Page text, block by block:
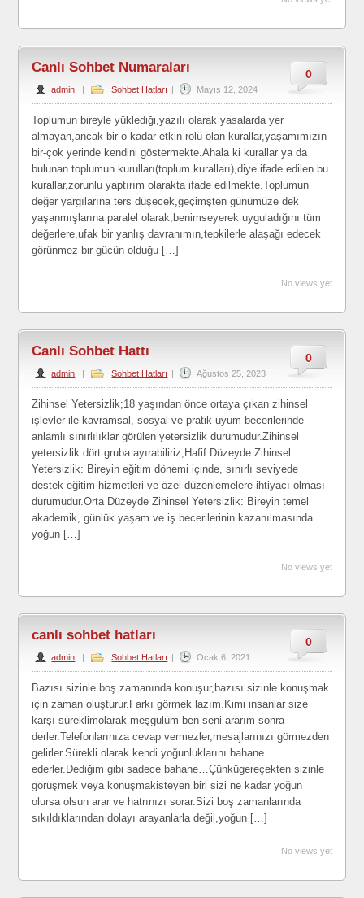
0
Canlı Sohbet Numaraları
admin | Sohbet Hatları | Mayıs 12, 2024
Toplumun bireyle yüklediği,yazılı olarak yasalarda yer
almayan,ancak bir o kadar etkin rolü olan kurallar,yaşamımızın
bir-çok yerinde kendini göstermekte.Ahala ki kurallar ya da
bulunan toplumun kurulları(toplum kuralları),diye ifade edilen bu
kurallar,zorunlu yaptırım olarakta ifade edilmekte.Toplumun
değer yargılarına ters düşecek,geçimşten günümüze dek
yaşanmışlarına paralel olarak,benimseyerek uyguladığını tüm
değerlere,ufak bir yanlış davranımın,tepkilerle alaşağı edecek
görünmez bir gücün olduğu […]
No views yet
0
Canlı Sohbet Hattı
admin | Sohbet Hatları | Ağustos 25, 2023
Zihinsel Yetersizlik;18 yaşından önce ortaya çıkan zihinsel
işlevler ile kavramsal, sosyal ve pratik uyum becerilerinde
anlamlı sınırlılıklar görülen yetersizlik durumudur.Zihinsel
yetersizlik dört gruba ayırabiliriz;Hafif Düzeyde Zihinsel
Yetersizlik: Bireyin eğitim dönemi içinde, sınırlı seviyede
destek eğitim hizmetleri ve özel düzenlemelere ihtiyacı olması
durumudur.Orta Düzeyde Zihinsel Yetersizlik: Bireyin temel
akademik, günlük yaşam ve iş becerilerinin kazanılmasında
yoğun […]
No views yet
0
canlı sohbet hatları
admin | Sohbet Hatları | Ocak 6, 2021
Bazısı sizinle boş zamanında konuşur,bazısı sizinle konuşmak
için zaman oluşturur.Farkı görmek lazım.Kimi insanlar size
karşı süreklimolarak meşgulüm ben seni ararım sonra
derler.Telefonlarınıza cevap vermezler,mesajlarınızı görmezden
gelirler.Sürekli olarak kendi yoğunluklarını bahane
ederler.Dediğim gibi sadece bahane…Çünkügereçekten sizinle
görüşmek veya konuşmakisteyen biri sizi ne kadar yoğun
olursa olsun arar ve hatrınızı sorar.Sizi boş zamanlarında
sıkıldıklarından dolayı arayanlarla değil,yoğun […]
No views yet